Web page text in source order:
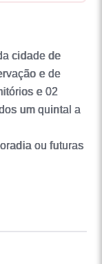
cidade de
e de
e 02
um quintal a
ou futuras